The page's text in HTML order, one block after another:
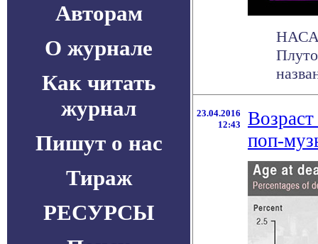
Авторам
О журнале
Как читать
журнал
Пишут о нас
Тираж
РЕСУРСЫ
НАСА
23.04.2016
12:43
поп-